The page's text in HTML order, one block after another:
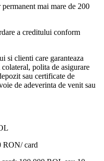
mai mare de 200
a creditului conform
si clienti care garanteaza
polita de asigurare
sau certificate de
de adeverinta de venit sau
RON/ card